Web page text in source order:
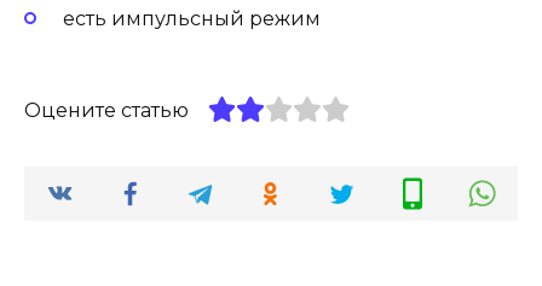
есть импульсный режим
Оцените статью